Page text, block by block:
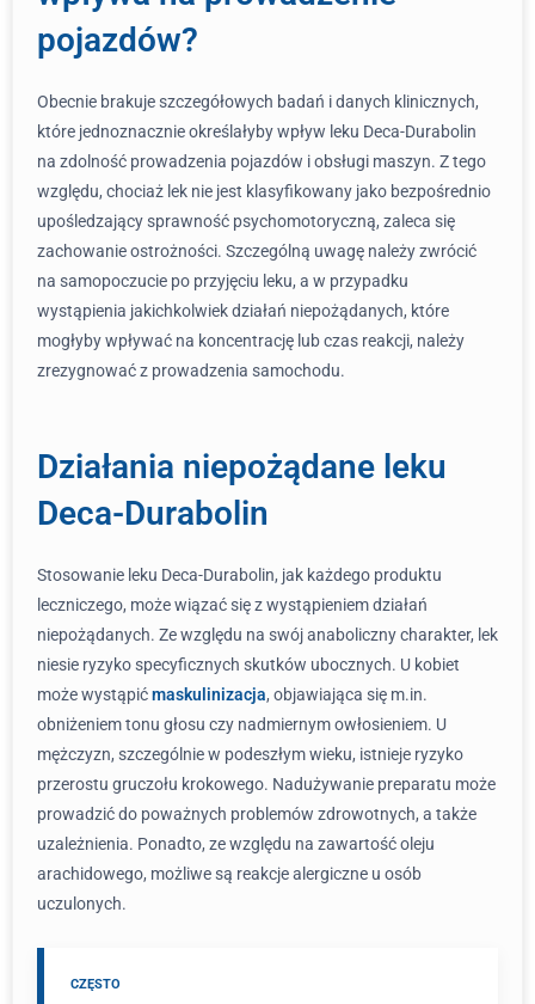
pojazdów?
Obecnie brakuje szczegółowych badań i danych klinicznych,
które jednoznacznie określałyby wpływ leku Deca-Durabolin
na zdolność prowadzenia pojazdów i obsługi maszyn. Z tego
względu, chociaż lek nie jest klasyfikowany jako bezpośrednio
upośledzający sprawność psychomotoryczną, zaleca się
zachowanie ostrożności. Szczególną uwagę należy zwrócić
na samopoczucie po przyjęciu leku, a w przypadku
wystąpienia jakichkolwiek działań niepożądanych, które
mogłyby wpływać na koncentrację lub czas reakcji, należy
zrezygnować z prowadzenia samochodu.
Działania niepożądane leku
Deca-Durabolin
Stosowanie leku Deca-Durabolin, jak każdego produktu
leczniczego, może wiązać się z wystąpieniem działań
niepożądanych. Ze względu na swój anaboliczny charakter, lek
niesie ryzyko specyficznych skutków ubocznych. U kobiet
może wystąpićmaskulinizacja, objawiająca się m.in.
obniżeniem tonu głosu czy nadmiernym owłosieniem. U
mężczyzn, szczególnie w podeszłym wieku, istnieje ryzyko
przerostu gruczołu krokowego. Nadużywanie preparatu może
prowadzić do poważnych problemów zdrowotnych, a także
uzależnienia. Ponadto, ze względu na zawartość oleju
arachidowego, możliwe są reakcje alergiczne u osób
uczulonych.
CZĘSTO